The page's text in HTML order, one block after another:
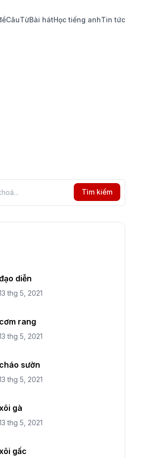
CâuTừBài hátHọc tiếng anhTin tức
Tìm kiếm
diễn
thg 5, 2021
cơm rang
thg 5, 2021
cháo sườn
thg 5, 2021
xôi gà
thg 5, 2021
xôi gấc